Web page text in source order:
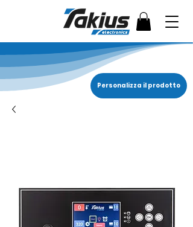
Personalizza il prodotto